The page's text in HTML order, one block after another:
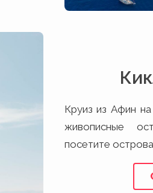
Круиз из Афин
живописные
посетите